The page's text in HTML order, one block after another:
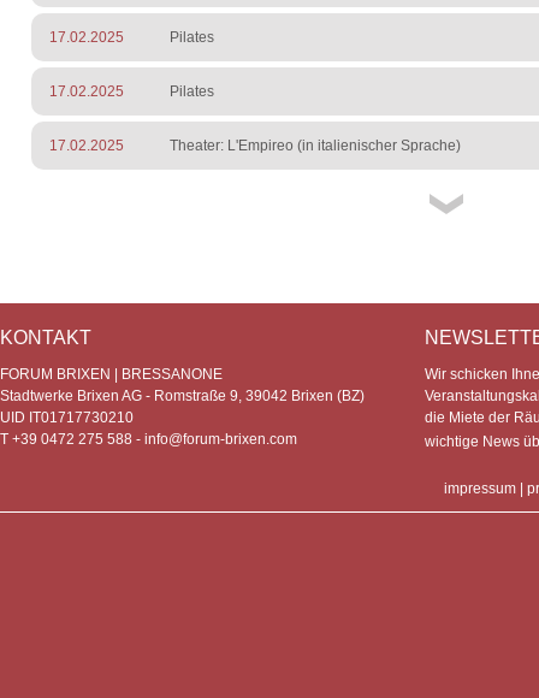
17.02.2025 Pilates
17.02.2025 Pilates
17.02.2025 Theater: L'Empireo (in italienischer Sprache)
KONTAKT
FORUM BRIXEN | BRESSANONE
Stadtwerke Brixen AG - Romstraße 9, 39042 Brixen (BZ)
UID IT01717730210
T +39 0472 275 588 - info@forum-brixen.com
Wir schicken
die Miete der
wichtige News
impressum